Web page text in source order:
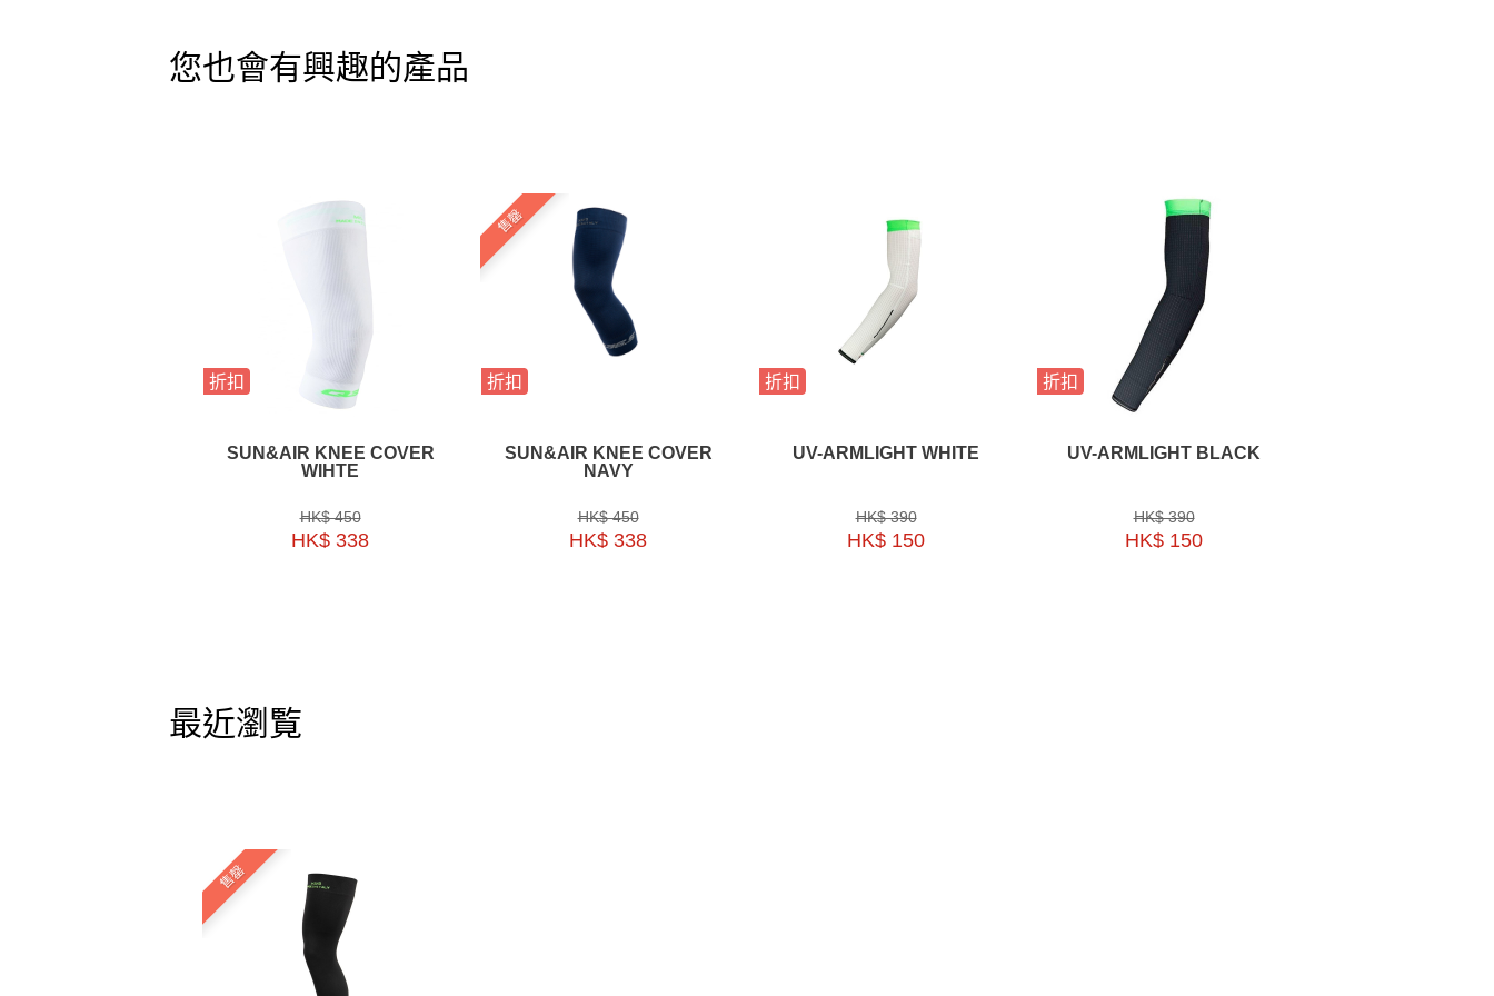
您也會有興趣的產品
折扣
SUN&AIR KNEE COVER
WIHTE
HK$ 450
HK$ 338
售罄
折扣
SUN&AIR KNEE COVER
NAVY
HK$ 450
HK$ 338
折扣
UV-ARMLIGHT WHITE
HK$ 390
HK$ 150
折扣
UV-ARMLIGHT BLACK
HK$ 390
HK$ 150
最近瀏覧
售罄